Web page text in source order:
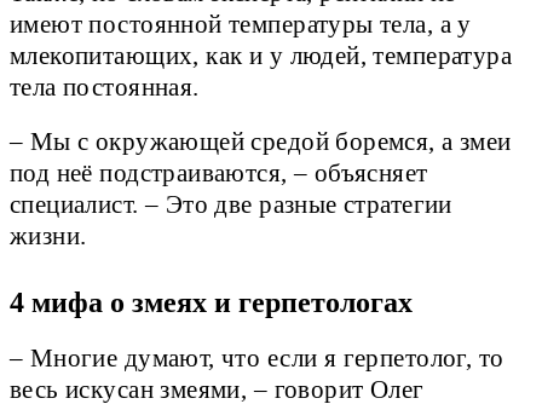
имеют постоянной температуры тела, а у
млекопитающих, как и у людей, температура
тела постоянная.
– Мы с окружающей средой боремся, а змеи
под неё подстраиваются, – объясняет
специалист. – Это две разные стратегии
жизни.
4 мифа о змеях и герпетологах
– Многие думают, что если я герпетолог, то
весь искусан змеями, – говорит Олег